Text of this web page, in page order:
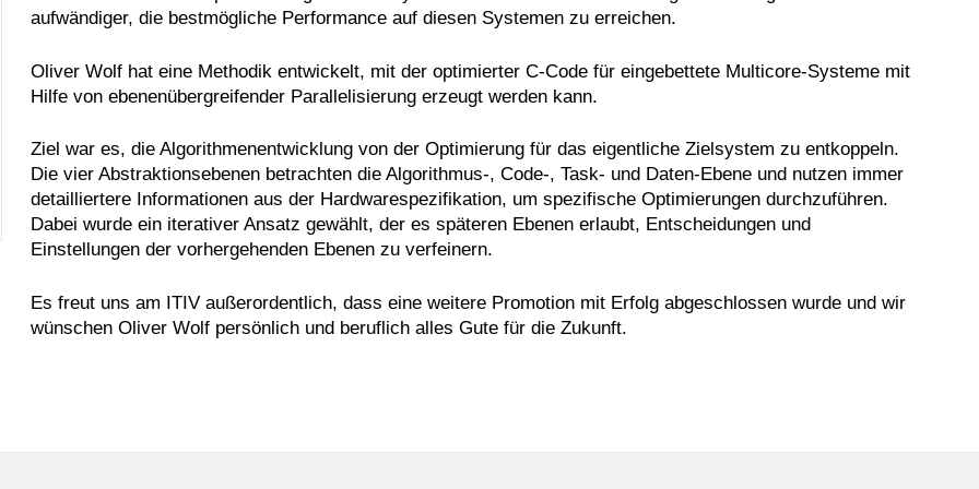
aufwändiger, die bestmögliche Performance auf diesen Systemen zu erreichen.
Oliver Wolf hat eine Methodik entwickelt, mit der optimierter C-Code für eingebettete Multicore-Systeme mit
Hilfe von ebenenübergreifender Parallelisierung erzeugt werden kann.
Ziel war es, die Algorithmenentwicklung von der Optimierung für das eigentliche Zielsystem zu entkoppeln.
Die vier Abstraktionsebenen betrachten die Algorithmus-, Code-, Task- und Daten-Ebene und nutzen immer
detailliertere Informationen aus der Hardwarespezifikation, um spezifische Optimierungen durchzuführen.
Dabei wurde ein iterativer Ansatz gewählt, der es späteren Ebenen erlaubt, Entscheidungen und
Einstellungen der vorhergehenden Ebenen zu verfeinern.
Es freut uns am ITIV außerordentlich, dass eine weitere Promotion mit Erfolg abgeschlossen wurde und wir
wünschen Oliver Wolf persönlich und beruflich alles Gute für die Zukunft.